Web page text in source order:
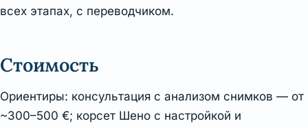
всех этапах, с переводчиком.
Стоимость
Ориентиры: консультация с анализом снимков — от
~300–500 €; корсет Шено с настройкой и